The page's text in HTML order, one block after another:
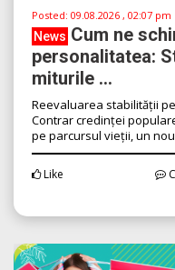
Posted: 09.08.2026 , 02:07 pm
News Cum ne
personalitatea:
miturile ...
Reevaluarea stabilității
Contrar credinței
pe parcursul vieții, un
Like